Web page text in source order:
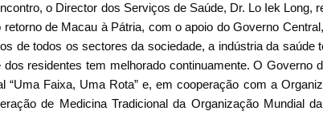
o Director dos Serviços de Saúde, Dr. Lo Iek Long,
retorno de Macau à Pátria, com o apoio do Governo
de todos os sectores da sociedade, a indústria da saúde
residentes tem melhorado continuamente. O Governo
“Uma Faixa, Uma Rota” e, em cooperação com a
de Medicina Tradicional da Organização Mundial